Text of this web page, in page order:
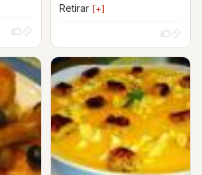
Retirar [+]